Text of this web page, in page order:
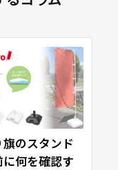
旗のスタンド
に何を確認す